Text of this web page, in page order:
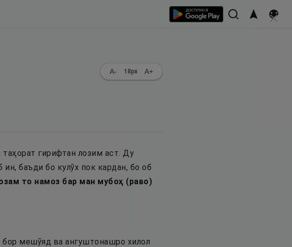
A- 18px A+
гирифтан лозим аст. Ду
баъди бо кулӯх пок кардан, бо об
то намоз бар ман мубоҳ (раво)
бор мешӯяд ва ангуштонашро хилол